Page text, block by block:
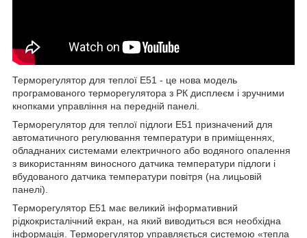
Терморегулятор для теплої E51 - це нова модель
програмованого терморегулятора з РК дисплеєм і зручними
кнопками управління на передній панелі.
Терморегулятор для теплої підлоги E51 призначений для
автоматичного регулювання температури в приміщеннях,
обладнаних системами електричного або водяного опалення
з використанням виносного датчика температури підлоги і
вбудованого датчика температури повітря (на лицьовій
панелі).
Терморегулятор Е51 має великий інформативний
рідкокристалічний екран, на який виводиться вся необхідна
інформація. Терморегулятор управляється системою «тепла